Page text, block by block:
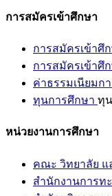
การสมัครเข้าศึกษา
การสมัครเข้า
การสมัครเข้า
ค่าธรรมเนียมก
ทุนการศึกษา ทุ
หน่วยงานการศึกษา
คณะ วิทยาลัย แ
สำนักงานการท